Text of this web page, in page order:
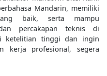
Mandarin, memiliki
baik, serta mampu
percakapan teknis di
ketelitian tinggi dan ingin
kerja profesional, segera